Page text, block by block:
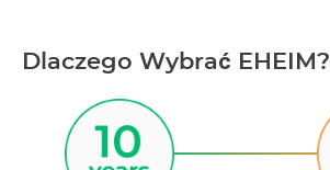
Dlaczego Wybrać EHEIM?